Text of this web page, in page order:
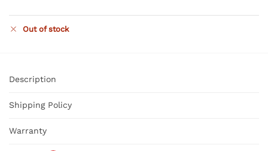
Out of stock
Description
Shipping Policy
Warranty